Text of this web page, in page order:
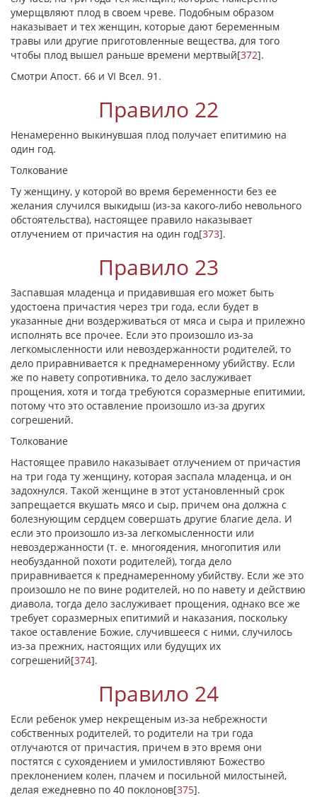
умерщвляют плод в своем чреве. Подобным образом
наказывает и тех женщин, которые дают беременным
травы или другие приготовленные вещества, для того
чтобы плод вышел раньше времени мертвый[372].
Смотри Апост. 66 и VI Всел. 91.
Правило 22
Ненамеренно выкинувшая плод получает епитимию на
один год.
Толкование
Ту женщину, у которой во время беременности без ее
желания случился выкидыш (из-за какого-либо невольного
обстоятельства), настоящее правило наказывает
отлучением от причастия на один год[373].
Правило 23
Заспавшая младенца и придавившая его может быть
удостоена причастия через три года, если будет в
указанные дни воздерживаться от мяса и сыра и прилежно
исполнять все прочее. Если это произошло из-за
легкомысленности или невоздержанности родителей, то
дело приравнивается к преднамеренному убийству. Если
же по навету сопротивника, то дело заслуживает
прощения, хотя и тогда требуются соразмерные епитимии,
потому что это оставление произошло из-за других
согрешений.
Толкование
Настоящее правило наказывает отлучением от причастия
на три года ту женщину, которая заспала младенца, и он
задохнулся. Такой женщине в этот установленный срок
запрещается вкушать мясо и сыр, причем она должна с
болезнующим сердцем совершать другие благие дела. И
если это произошло из-за легкомысленности или
невоздержанности (т. е. многоядения, многопития или
необузданной похоти родителей), тогда дело
приравнивается к преднамеренному убийству. Если же это
произошло не по вине родителей, но по навету и действию
диавола, тогда дело заслуживает прощения, однако все же
требует соразмерных епитимий и наказания, поскольку
такое оставление Божие, случившееся с ними, случилось
из-за прежних, настоящих или будущих их
согрешений[374].
Правило 24
Если ребенок умер некрещеным из-за небрежности
собственных родителей, то родители на три года
отлучаются от причастия, причем в это время они
постятся с сухоядением и умилостивляют Божество
преклонением колен, плачем и посильной милостыней,
делая ежедневно по 40 поклонов[375].